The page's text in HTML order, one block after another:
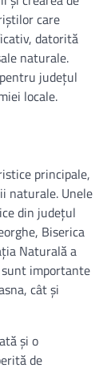
care
datorită
naturale.
județul
locale.
principale,
naturale. Unele
din județul
Biserica
Naturală a
importante
cât și
și o
de